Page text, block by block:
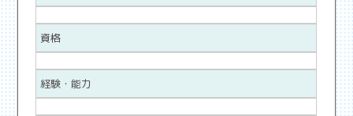
資格
経験・能力